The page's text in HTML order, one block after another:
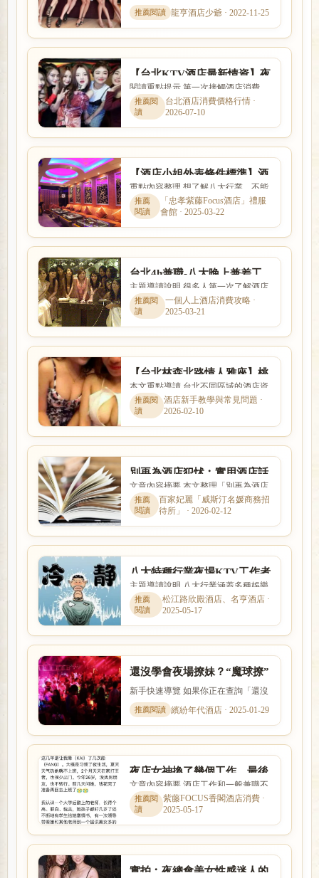
只看名稱，也要理解實際工作內容、
入行條件、收入差異與安全...
龍亨酒店少爺 · 2022-11-25
【台北KTV酒店最新情資】夜
總會老司機夜場酒店消費基本
消費
閱讀重點提示 第一次接觸酒店消費
時，最容易搞不清楚的就是費用怎麼
算、包廂與節數如何計價、小...
台北酒店消費價格行情 ·
2026-07-10
【酒店小姐外表條件標準】酒
店公關穿搭、紅牌公關必備條
件
重點內容整理 想了解八大行業，不能
只看名稱，也要理解實際工作內容、
入行條件、收入差異與安全...
「忠孝紫藤Focus酒店」禮服
會館 · 2025-03-22
台北4h兼職-八大晚上兼差工
作免喝酒日領現領
主題導讀說明 很多人第一次了解酒店
工作時，最在意的就是收入怎麼計
算、是否可以日領現領，以及...
一個人上酒店消費攻略 ·
2025-03-21
【台北林森北路情人雅座】桃
園專櫃美女咖啡情人座免喝酒
本文重點導讀 台北不同區域的酒店資
訊差異明顯，本文整理「【台北林森
北路情人雅座】桃園專櫃美...
酒店新手教學與常見問題 ·
2026-02-10
別再為酒店犯怵︰實用酒店話
術，你值得擁有
文章內容摘要 本文整理「別再為酒店
犯怵︰實用酒店話術，你值得擁有」
的核心重點，從新手最常遇...
百家妃麗「威斯汀名媛商務招
待所」 · 2026-02-12
八大特種行業夜場KTV工作者
說話的八個技巧，助你水漲船
高
主題導讀說明 八大行業涵蓋多種娛樂
服務與工作型態，實際內容、收入模
式與風險程度差異很大。本...
松江路欣殿酒店、名亨酒店 ·
2025-05-17
還沒學會夜場撩妹？“魔球撩”
文化送你撩妹神技
新手快速導覽 如果你正在查詢「還沒
學會夜場撩妹？“魔球撩”文化送你撩
妹神技」，本篇會用較容...
繽紛年代酒店 · 2025-01-29
夜店女神換了幾個工作，最後
還是回到夜店，因為掙錢多
文章內容摘要 酒店工作和一般兼職不
同，除了薪資之外，也需要了解店家
環境、工作型態、班別安排...
紫藤FOCUS香閣酒店消費 ·
2025-05-17
實拍︰夜總會美女性感迷人的